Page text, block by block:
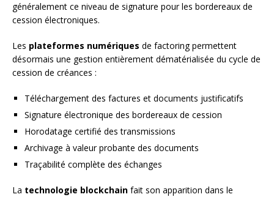
généralement ce niveau de signature pour les bordereaux de
cession électroniques.
Les plateformes numériques de factoring permettent
désormais une gestion entièrement dématérialisée du cycle de
cession de créances :
Téléchargement des factures et documents justificatifs
Signature électronique des bordereaux de cession
Horodatage certifié des transmissions
Archivage à valeur probante des documents
Traçabilité complète des échanges
La technologie blockchain fait son apparition dans le